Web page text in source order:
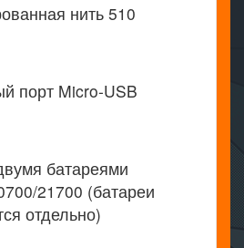
нить 510
порт Micro-USB
батареями
21700 (батареи
отдельно)